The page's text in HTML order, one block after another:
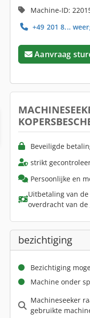
Machine-ID:
+49 201 8...
Aanvraag
Beveiligde
strikt
Persoonlijke en
Uitbetaling van
overdracht van de
bezichtiging
Bezichtiging
Machine onder
Machineseeker
gebruikte